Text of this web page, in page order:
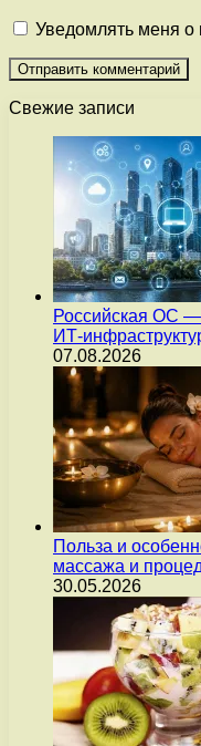
Уведомлять меня о
Свежие записи
Российская ОС —
ИТ-
07.08.2026
Польза и
массажа и
30.05.2026